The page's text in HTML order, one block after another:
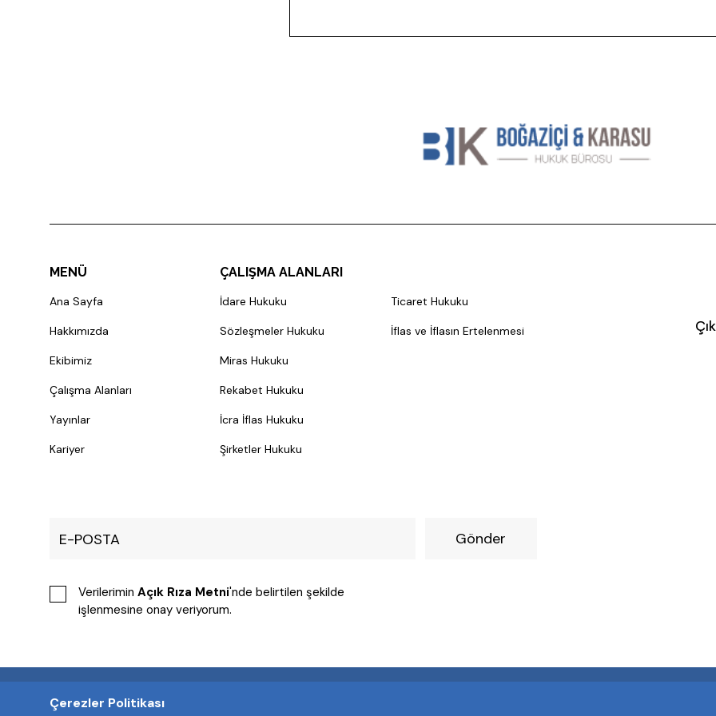
MENÜ
Ana Sayfa
Hakkımızda
Ekibimiz
Çalışma Alanları
Yayınlar
Kariyer
ÇALIŞMA ALANLARI
İdare Hukuku
Sözleşmeler Hukuku
Miras Hukuku
Rekabet Hukuku
İcra İflas Hukuku
Şirketler Hukuku
Ticaret Hukuku
İflas ve İflasın Ertelenmesi
Gönder
Verilerimin Açık Rıza Metni'nde belirtilen şekilde
işlenmesine onay veriyorum.
Yasal Uyarı
Çerezler Politikası